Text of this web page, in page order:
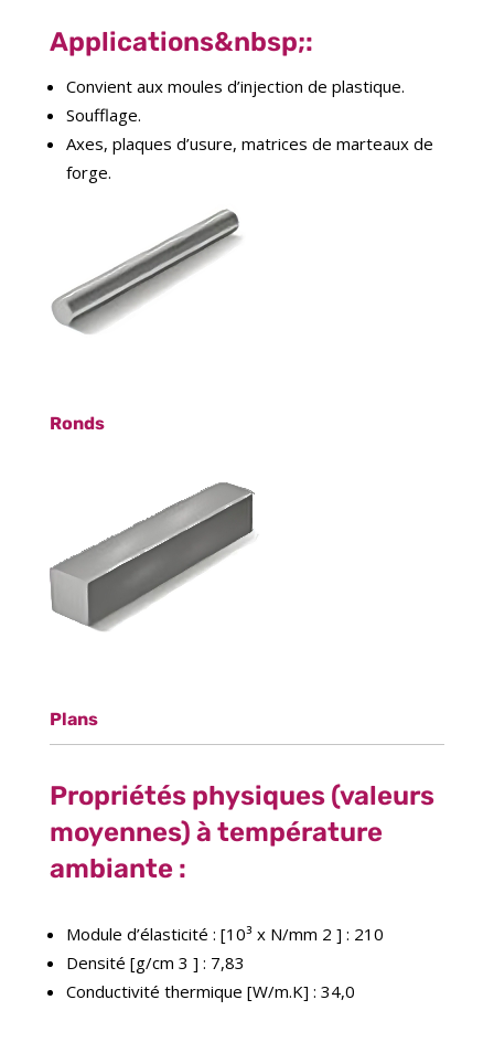
Applications&nbsp;:
Convient aux moules d’injection de plastique.
Soufflage.
Axes, plaques d’usure, matrices de marteaux de
forge.
Ronds
Plans
Propriétés physiques (valeurs
moyennes) à température
ambiante :
Module d’élasticité : [10³ x N/mm 2 ] : 210
Densité [g/cm 3 ] : 7,83
Conductivité thermique [W/m.K] : 34,0